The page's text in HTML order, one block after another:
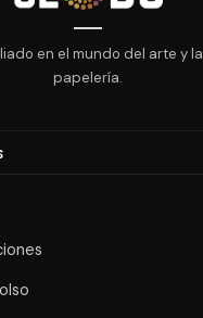
en el mundo del arte y la
papelería.